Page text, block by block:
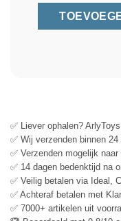
✅ Liever ophalen?
✅ Wij verzenden binnen 24
✅ Verzenden mogelijk
✅ 14 dagen bedenktijd na
✅ Veilig betalen via Ideal,
✅ Achteraf betalen met
✅ 7000+ artikelen uit